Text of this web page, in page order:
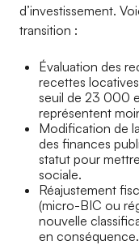
d’investissement.
transition :
Évaluation des
recettes
seuil de 23 000
représentent
Modification de
des finances
statut pour
sociale.
Réajustement
(micro-BIC ou
nouvelle
en conséquence.